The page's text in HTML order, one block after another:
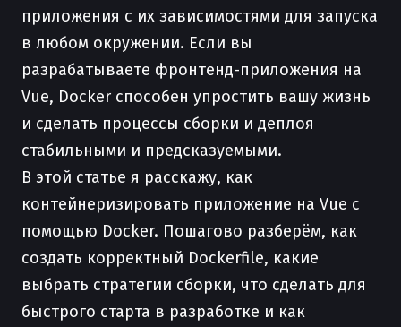
приложения с их зависимостями для запуска
в любом окружении. Если вы
разрабатываете фронтенд-приложения на
Vue, Docker способен упростить вашу жизнь
и сделать процессы сборки и деплоя
стабильными и предсказуемыми.
В этой статье я расскажу, как
контейнеризировать приложение на Vue с
помощью Docker. Пошагово разберём, как
создать корректный Dockerfile, какие
выбрать стратегии сборки, что сделать для
быстрого старта в разработке и как